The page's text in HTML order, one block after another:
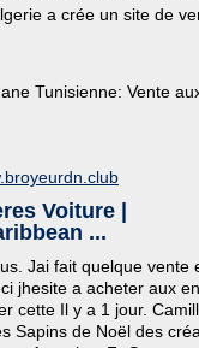
a crée un site de
Tunisienne: Vente
Voiture |
...
Jai fait quelque vente
jhesite a acheter aux
cette Il y a 1 jour.
Sapins de Noël des